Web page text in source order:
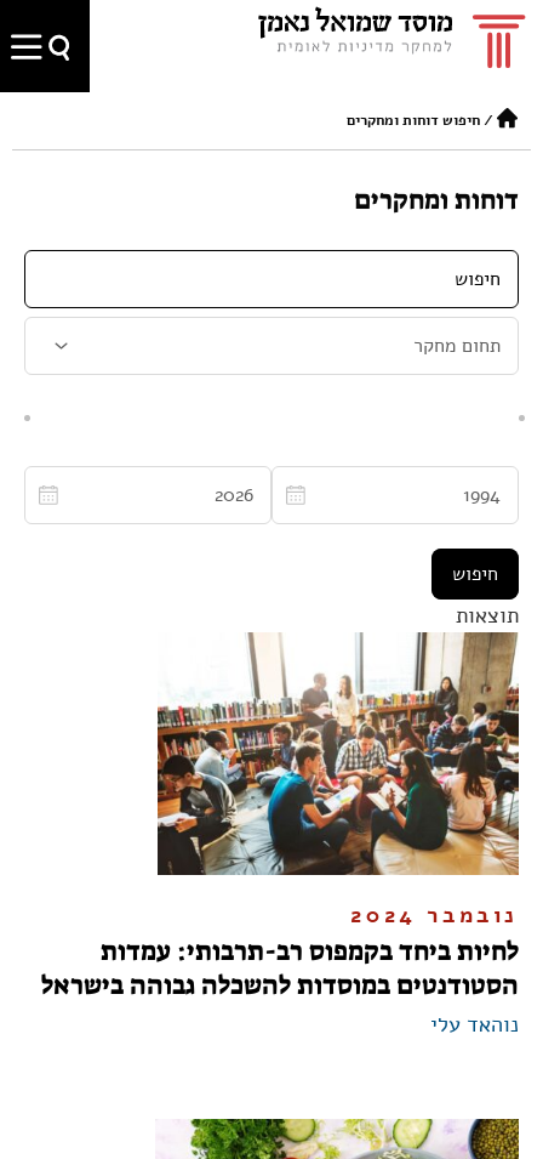
/חיפוש דוחות ומחקרים
דוחות ומחקרים
תוצאות
נובמבר 2024
לחיות ביחד בקמפוס רב-תרבותי: עמדות
הסטודנטים במוסדות להשכלה גבוהה בישראל
נוהאד עלי